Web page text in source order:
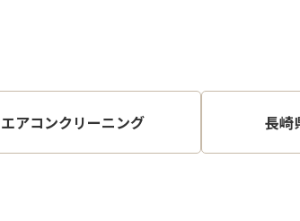
アコンクリーニング 長崎